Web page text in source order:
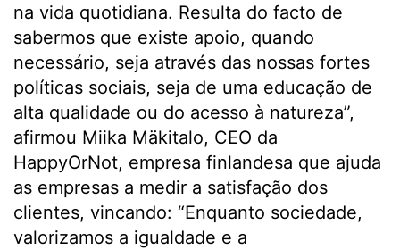
na vida quotidiana. Resulta do facto de
sabermos que existe apoio, quando
necessário, seja através das nossas fortes
políticas sociais, seja de uma educação de
alta qualidade ou do acesso à natureza”,
afirmou Miika Mäkitalo, CEO da
HappyOrNot, empresa finlandesa que ajuda
as empresas a medir a satisfação dos
clientes, vincando: “Enquanto sociedade,
valorizamos a igualdade e a